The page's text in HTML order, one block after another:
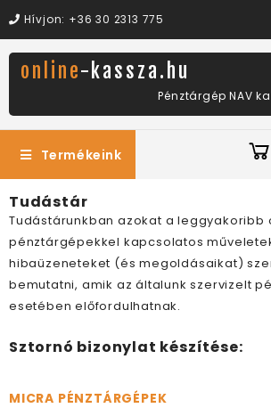
Hívjon: +36 30 2313 775
online-kassza.hu
Pénztárgép NAV
Termékeink
Tudástár
Tudástárunkban azokat a leggyakoribb
pénztárgépekkel kapcsolatos
hibaüzeneteket (és megoldásaikat)
bemutatni, amik az általunk szervizelt
esetében előfordulhatnak.
Sztornó bizonylat készítése:
MICRA PÉNZTÁRGÉPEK